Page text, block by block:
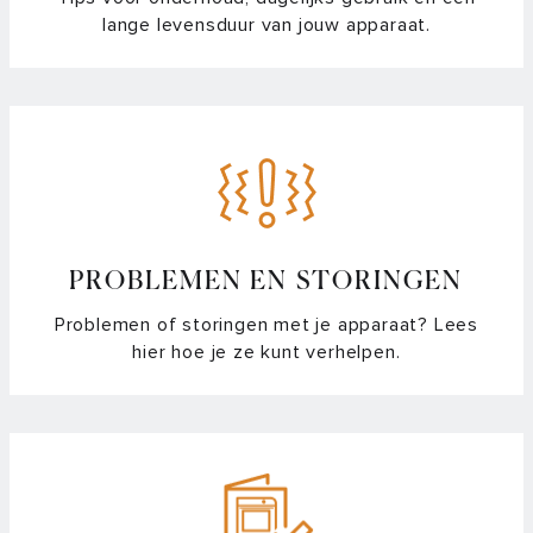
uitschakelen van de combi-stoomoven
Hoe vul en reinig ik het waterreservoir van mijn combi-
stoomoven liggen?
Waterhardheid van de combi-stoomoven controleren en
De handgreep van mijn oven of (combi)magnetron zit los,
lange levensduur van jouw apparaat.
PROBLEMEN EN STORINGEN
Problemen of storingen met je apparaat? Lees
hier hoe je ze kunt verhelpen.